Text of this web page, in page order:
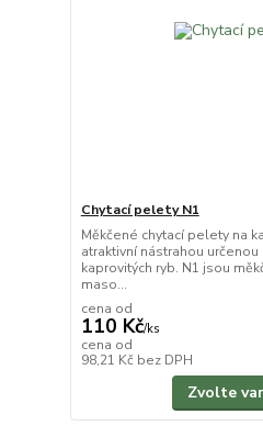
Chytací pelety N1
Měkčené chytací pelety na
atraktivní nástrahou
kaprovitých ryb. N1 jsou
maso...
cena od
110 Kč/ks
cena od
98,21 Kč bez DPH
Zvolte